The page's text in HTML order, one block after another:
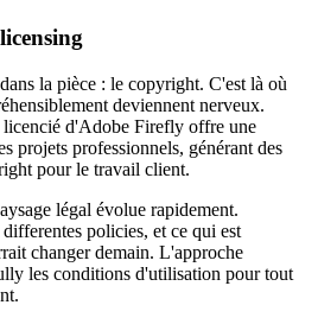
la pièce : le copyright. C'est là où
deviennent nerveux.
d'Adobe Firefly offre une
projets professionnels, générant des
pour le travail client.
légal évolue rapidement.
policies, et ce qui est
changer demain. L'approche
les conditions d'utilisation pour tout